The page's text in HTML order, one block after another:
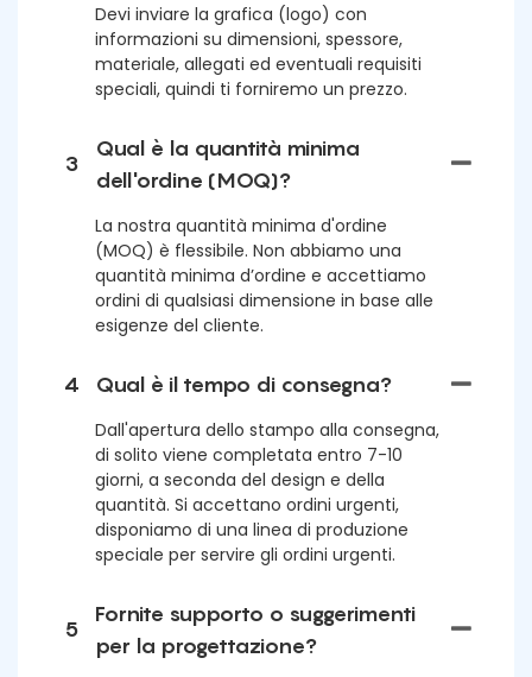
Devi inviare la grafica (logo) con
informazioni su dimensioni, spessore,
materiale, allegati ed eventuali requisiti
speciali, quindi ti forniremo un prezzo.
3
Qual è la quantità minima
dell'ordine (MOQ)?
La nostra quantità minima d'ordine
(MOQ) è flessibile. Non abbiamo una
quantità minima d’ordine e accettiamo
ordini di qualsiasi dimensione in base alle
esigenze del cliente.
4 Qual è il tempo di consegna?
Dall'apertura dello stampo alla consegna,
di solito viene completata entro 7-10
giorni, a seconda del design e della
quantità. Si accettano ordini urgenti,
disponiamo di una linea di produzione
speciale per servire gli ordini urgenti.
5
Fornite supporto o suggerimenti
per la progettazione?